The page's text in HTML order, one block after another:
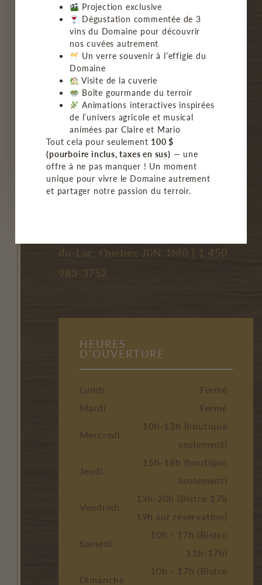
ACCUEIL
LE VIGNOBLE
NOS VINS
BISTRO/GROUPE
MON COMPTE
FAQ
NOUS JOINDRE
2477, chemin Principal, Saint-Joseph-
du-Lac, Québec J0N 1M0 | 1 450
983-3752
HEURES
D'OUVERTURE
Lundi
Fermé
Mardi
Fermé
Mercredi
10h-13h (boutique
seulement)
Jeudi
15h-18h (boutique
seulement)
Vendredi
13h-20h (Bistro 17h
-19h sur réservation)
Samedi
10h - 17h (Bistro
11h-17h)
Dimanche
10h - 17h (Bistro
Projection exclusive
Dégustation commentée de 3
vins du Domaine pour découvrir
nos cuvées autrement
Un verre souvenir à l’effigie du
Domaine
Visite de la cuverie
Boîte gourmande du terroir
Animations interactives inspirées
de l’univers agricole et musical
animées par Claire et Mario
Tout cela pour seulement 100 $
(pourboire inclus, taxes en sus) — une
offre à ne pas manquer ! Un moment
unique pour vivre le Domaine autrement
et partager notre passion du terroir.